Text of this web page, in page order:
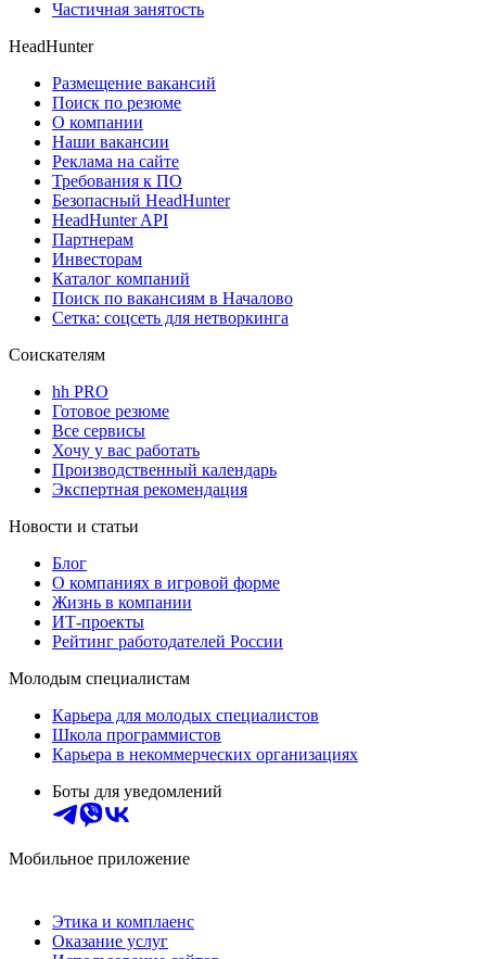
Частичная занятость
HeadHunter
Размещение вакансий
Поиск по резюме
О компании
Наши вакансии
Реклама на сайте
Требования к ПО
Безопасный HeadHunter
HeadHunter API
Партнерам
Инвесторам
Каталог компаний
Поиск по вакансиям в Началово
Сетка: соцсеть для нетворкинга
Соискателям
hh PRO
Готовое резюме
Все сервисы
Хочу у вас работать
Производственный календарь
Экспертная рекомендация
Новости и статьи
Блог
О компаниях в игровой форме
Жизнь в компании
ИТ-проекты
Рейтинг работодателей России
Молодым специалистам
Карьера для молодых специалистов
Школа программистов
Карьера в некоммерческих организациях
Боты для уведомлений
Мобильное приложение
Этика и комплаенс
Оказание услуг